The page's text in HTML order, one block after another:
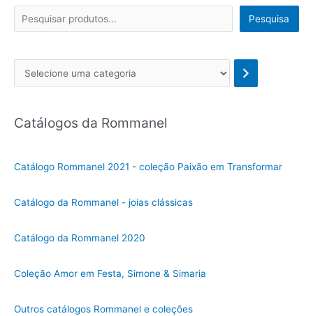
Pesquisa
l
c
t
Catálogos da Rommanel
Catálogo Rommanel 2021 - coleção Paixão em Transformar
Catálogo da Rommanel - joias clássicas
Catálogo da Rommanel 2020
Coleção Amor em Festa, Simone & Simaria
Outros catálogos Rommanel e coleções